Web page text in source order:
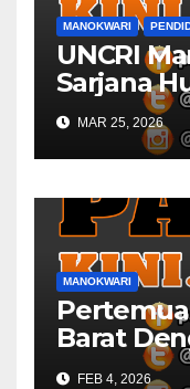
MANOKWARI
UNCRI
Sarjana
MAR 25, 2026
MANOKWARI
Barat
Inggris
FEB 4, 2026